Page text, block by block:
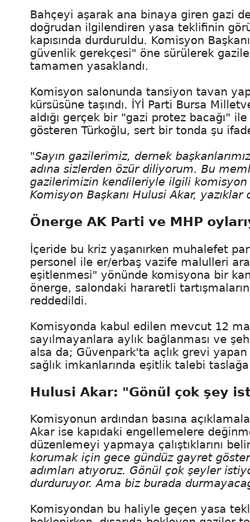
Bahçeyi aşarak ana binaya giren gazi
doğrudan ilgilendiren yasa teklifinin
kapısında durduruldu. Komisyon
güvenlik gerekçesi" öne sürülerek
tamamen yasaklandı.
Komisyon salonunda tansiyon tavan
kürsüsüne taşındı. İYİ Parti Bursa
aldığı gerçek bir "gazi protez bacağı"
gösteren Türkoğlu, sert bir tonda şu
"Sayın gazilerimiz, dernek
adına sizlerden özür diliyorum. Bu
gazilerimizin kendileriyle ilgili komisyon
Komisyon Başkanı Hulusi Akar,
Önerge AK Parti ve MHP
İçeride bu kriz yaşanırken muhalefet
personel ile er/erbaş vazife malulleri
eşitlenmesi" yönünde komisyona bir
önerge, salondaki hararetli
reddedildi.
Komisyonda kabul edilen mevcut 12
sayılmayanlara aylık bağlanması ve
alsa da; Güvenpark'ta açlık grevi
sağlık imkanlarında eşitlik talebi
Hulusi Akar: "Gönül çok şey
Komisyonun ardından basına
Akar ise kapıdaki engellemelere
düzenlemeyi yapmaya çalıştıklarını
korumak için gece gündüz gayret
adımları atıyoruz. Gönül çok şeyler
durduruyor. Ama biz burada
Komisyondan bu haliyle geçen yasa